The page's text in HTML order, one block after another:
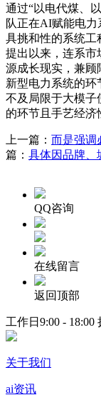
通过“以电代煤、
队正在AI赋能电
具挑和性的系统工
提出以来，连系市
源成长现实，兼
新型电力系统的
不及局限于大模子
的环节且手艺经济
上一篇： 而是强调
篇： 具体因品牌、
QQ咨询
在线留言
返回顶部
工作日9:00 - 18:00
关于我们
ai资讯